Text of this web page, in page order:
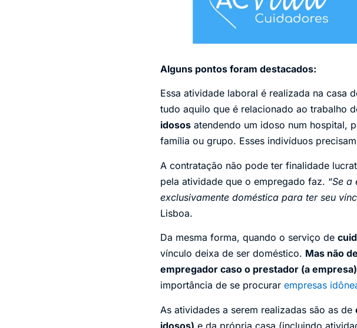
Alguns pontos foram destacados:
Essa atividade laboral é realizada na casa
tudo aquilo que é relacionado ao trabalho
idosos atendendo um idoso num hospital,
família ou grupo. Esses indivíduos
A contratação não pode ter finalidade
pela atividade que o empregado faz. “Se a
exclusivamente doméstica para ter seu
Lisboa.
Da mesma forma, quando o serviço de
vínculo deixa de ser doméstico. Mas não
empregador caso o prestador (a
importância de se procurar empresas
As atividades a serem realizadas são as de
idosos) e da própria casa (incluindo